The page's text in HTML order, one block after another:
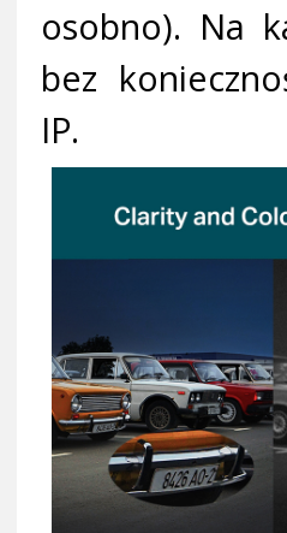
osobno). Na
bez
IP.